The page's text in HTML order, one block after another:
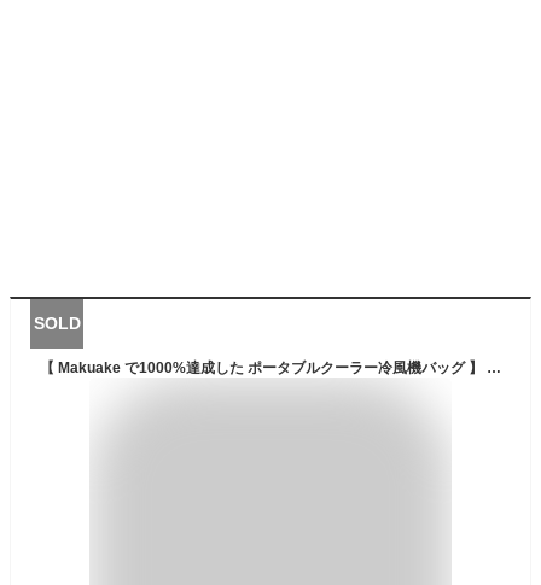
SOLD
【 Makuake で1000%達成した ポータブルクーラー冷風機バッグ 】 保冷ショッピングバッグ 25L 空調ファン ファン付きクーラーバッグ 冷風機 冷風扇 扇風機 ボックス型 保冷バッグ お買い物 大容量 レジャー キャンプ アウトドア スポーツ 車中泊 マクアケ 送料無料